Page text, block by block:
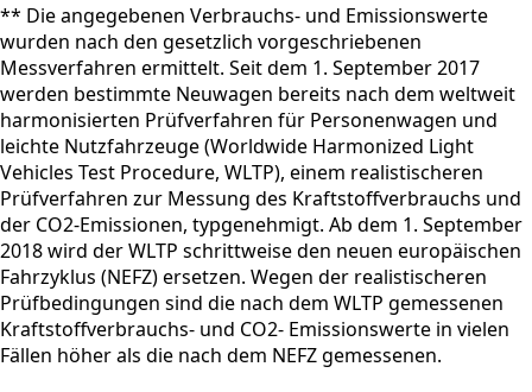
** Die angegebenen Verbrauchs- und Emissionswerte
wurden nach den gesetzlich vorgeschriebenen
Messverfahren ermittelt. Seit dem 1. September 2017
werden bestimmte Neuwagen bereits nach dem weltweit
harmonisierten Prüfverfahren für Personenwagen und
leichte Nutzfahrzeuge (Worldwide Harmonized Light
Vehicles Test Procedure, WLTP), einem realistischeren
Prüfverfahren zur Messung des Kraftstoffverbrauchs und
der CO2-Emissionen, typgenehmigt. Ab dem 1. September
2018 wird der WLTP schrittweise den neuen europäischen
Fahrzyklus (NEFZ) ersetzen. Wegen der realistischeren
Prüfbedingungen sind die nach dem WLTP gemessenen
Kraftstoffverbrauchs- und CO2- Emissionswerte in vielen
Fällen höher als die nach dem NEFZ gemessenen.